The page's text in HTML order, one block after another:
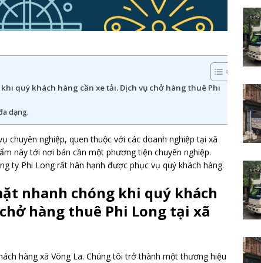
quý khách hàng cần xe tải. Dịch vụ chở hàng thuê Phi
dạng.
chuyên nghiệp, quen thuộc với các doanh nghiệp tại xã
này tới nơi bán cần một phương tiện chuyên nghiệp.
ty Phi Long rất hân hạnh được phục vụ quý khách hàng.
nhanh chóng khi quý khách
hàng thuê Phi Long tại xã
hàng xã Võng La. Chúng tôi trở thành một thương hiệu